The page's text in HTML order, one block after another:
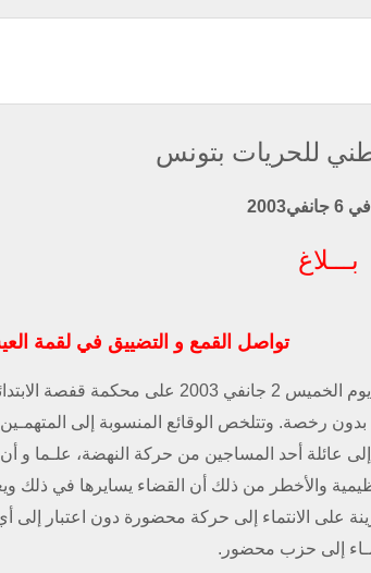
للحريات بتونس
بـــلاغ
تواصل القمع و التضييق في لقمة
أحيل عدد من المواطنين بينهم مساجين سابقين يوم الخميس 2 جانفي 2003 على
بدون رخصة. وتتلخص الوقائع المنسوبة إلى
عائلة أحد المساجين من حركة النهضة، علـما و
والأخطر من ذلك أن القضاء يسايرها في ذلك
على الانتماء إلى حركة محضورة دون اعتبار إلى
إلى حزب محضور.